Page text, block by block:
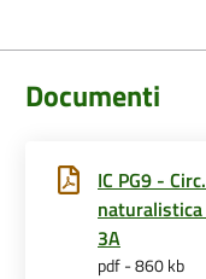
Documenti
IC PG9 -
3A
pdf - 860 kb